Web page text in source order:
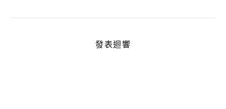
發表迴響